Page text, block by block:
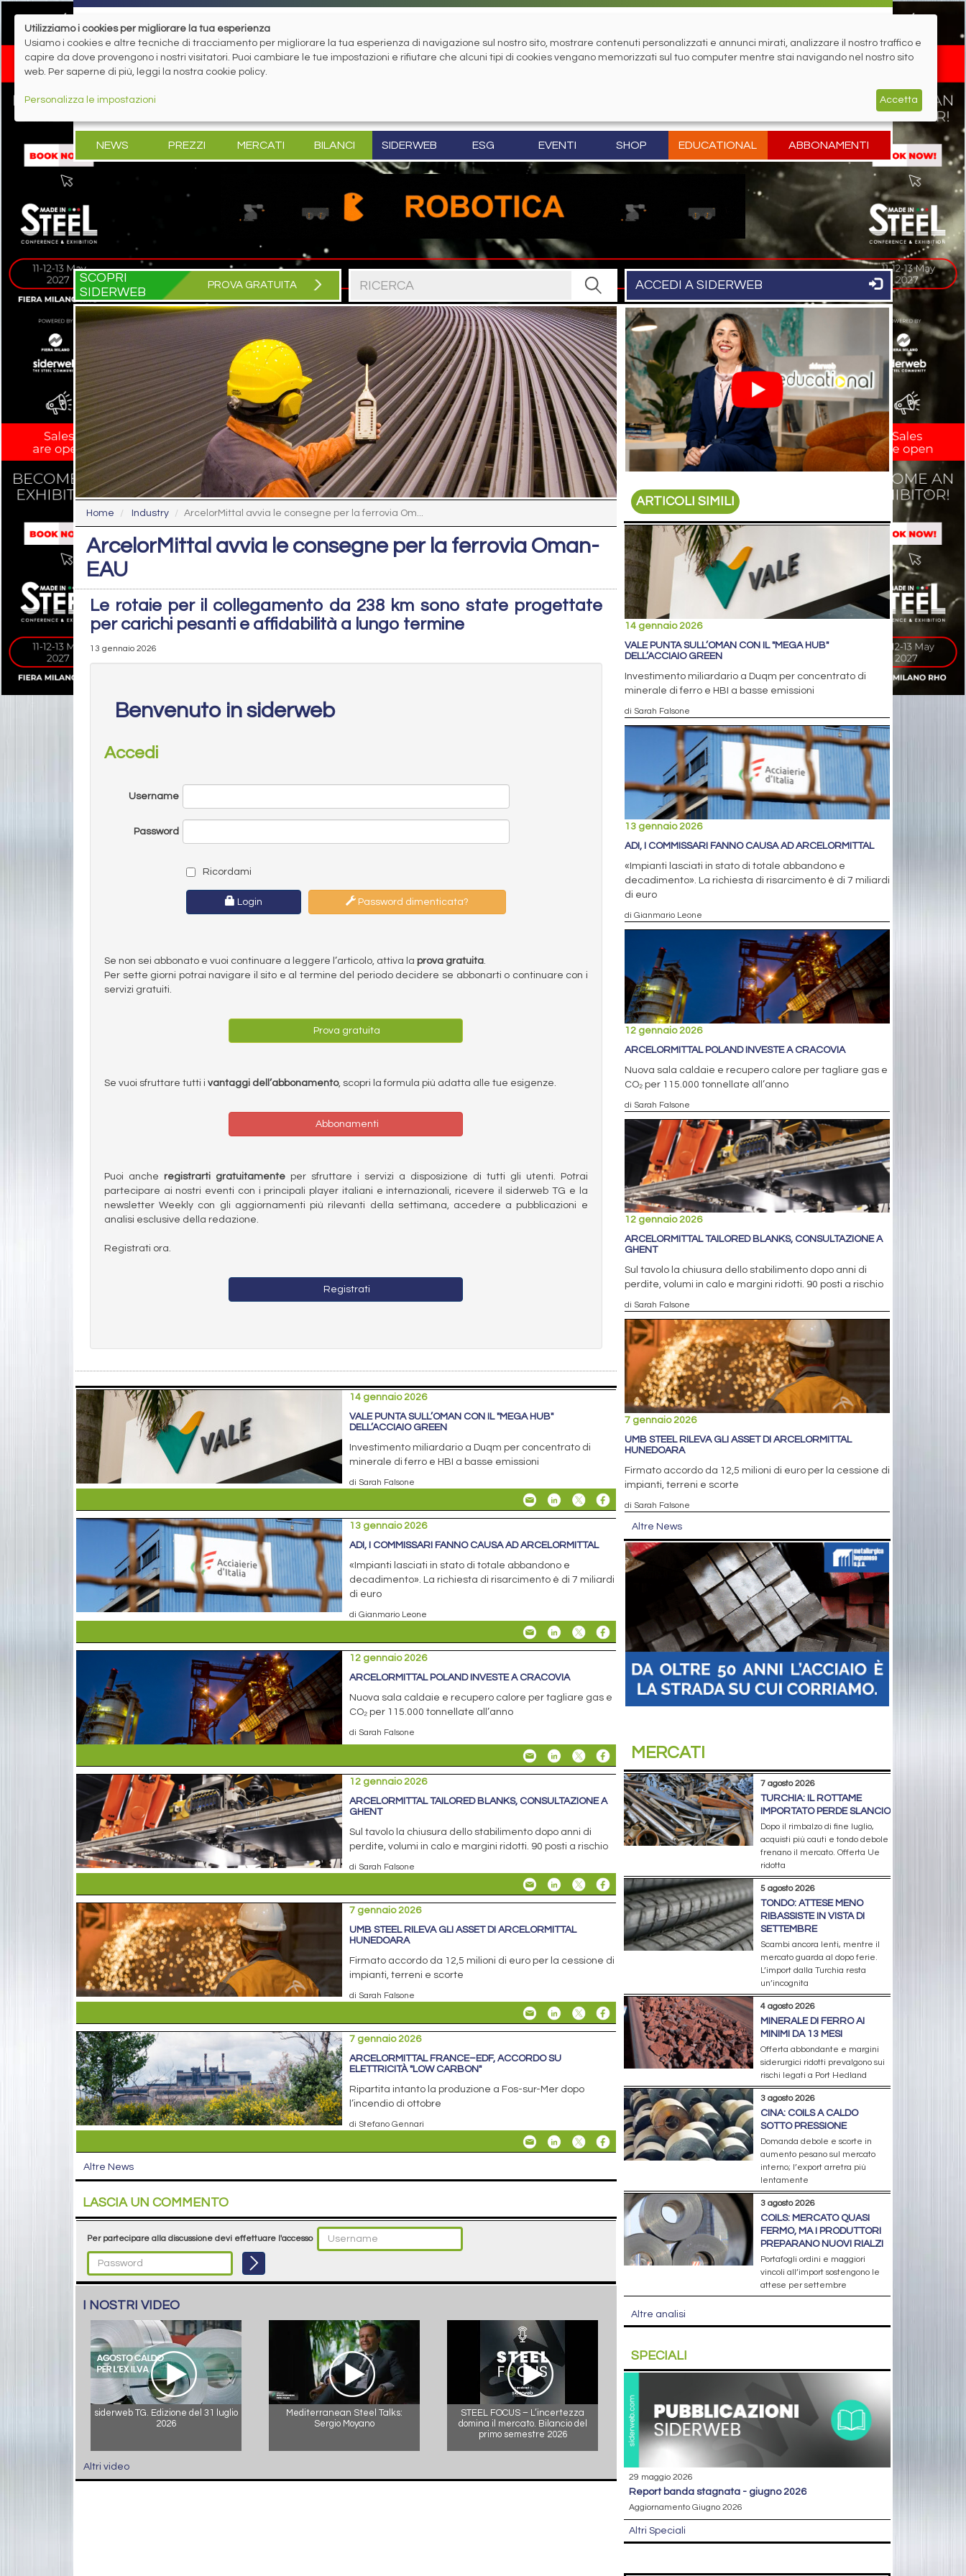
NEWS PREZZI MERCATI BILANCI SIDERWEB ESG EVENTI SHOP EDUCATIONAL ABBONAMENTI
SCOPRI
SIDERWEB
PROVA GRATUITA ACCEDI A SIDERWEB
Home Industry ArcelorMittal avvia le consegne per la ferrovia Om...
ArcelorMittal avvia le consegne per la ferrovia Oman-
EAU
Le rotaie per il collegamento da 238 km sono state progettate
per carichi pesanti e affidabilità a lungo termine
13 gennaio 2026
Benvenuto in siderweb
Accedi
Username
Password
Ricordami
Login Password dimenticata?
Se non sei abbonato e vuoi continuare a leggere l’articolo, attiva la prova gratuita.
Per sette giorni potrai navigare il sito e al termine del periodo decidere se abbonarti o continuare con i
servizi gratuiti.
Prova gratuita
Se vuoi sfruttare tutti i vantaggi dell’abbonamento, scopri la formula più adatta alle tue esigenze.
Abbonamenti
Puoi anche registrarti gratuitamenteper sfruttare i servizi a disposizione di tutti gli utenti. Potrai
partecipare ai nostri eventi con i principali player italiani e internazionali, ricevere il siderweb TG e la
newsletter Weekly con gli aggiornamenti più rilevanti della settimana, accedere a pubblicazioni e
analisi esclusive della redazione.
Registrati ora.
Registrati
14 gennaio 2026
VALE PUNTA SULL’OMAN CON IL "MEGA HUB"
DELL’ACCIAIO GREEN
Investimento miliardario a Duqm per concentrato di
minerale di ferro e HBI a basse emissioni
di Sarah Falsone
13 gennaio 2026
ADI, I COMMISSARI FANNO CAUSA AD ARCELORMITTAL
«Impianti lasciati in stato di totale abbandono e
decadimento». La richiesta di risarcimento è di 7 miliardi
di euro
di Gianmario Leone
12 gennaio 2026
ARCELORMITTAL POLAND INVESTE A CRACOVIA
Nuova sala caldaie e recupero calore per tagliare gas e
CO₂ per 115.000 tonnellate all’anno
di Sarah Falsone
12 gennaio 2026
ARCELORMITTAL TAILORED BLANKS, CONSULTAZIONE A
GHENT
Sul tavolo la chiusura dello stabilimento dopo anni di
perdite, volumi in calo e margini ridotti. 90 posti a rischio
di Sarah Falsone
7 gennaio 2026
UMB STEEL RILEVA GLI ASSET DI ARCELORMITTAL
HUNEDOARA
Firmato accordo da 12,5 milioni di euro per la cessione di
impianti, terreni e scorte
di Sarah Falsone
7 gennaio 2026
ARCELORMITTAL FRANCE–EDF, ACCORDO SU
ELETTRICITÀ "LOW CARBON"
Ripartita intanto la produzione a Fos-sur-Mer dopo
l’incendio di ottobre
di Stefano Gennari
Altre News
LASCIA UN COMMENTO
Per partecipare alla discussione devi effettuare l'accesso
I NOSTRI VIDEO
siderweb TG. Edizione del 31 luglio
2026
Mediterranean Steel Talks:
Sergio Moyano
STEEL FOCUS – L’incertezza
domina il mercato. Bilancio del
primo semestre 2026
Altri video
ARTICOLI SIMILI
14 gennaio 2026
VALE PUNTA SULL’OMAN CON IL "MEGA HUB"
DELL’ACCIAIO GREEN
Investimento miliardario a Duqm per concentrato di
minerale di ferro e HBI a basse emissioni
di Sarah Falsone
13 gennaio 2026
ADI, I COMMISSARI FANNO CAUSA AD ARCELORMITTAL
«Impianti lasciati in stato di totale abbandono e
decadimento». La richiesta di risarcimento è di 7 miliardi
di euro
di Gianmario Leone
12 gennaio 2026
ARCELORMITTAL POLAND INVESTE A CRACOVIA
Nuova sala caldaie e recupero calore per tagliare gas e
CO₂ per 115.000 tonnellate all’anno
di Sarah Falsone
12 gennaio 2026
ARCELORMITTAL TAILORED BLANKS, CONSULTAZIONE A
GHENT
Sul tavolo la chiusura dello stabilimento dopo anni di
perdite, volumi in calo e margini ridotti. 90 posti a rischio
di Sarah Falsone
7 gennaio 2026
UMB STEEL RILEVA GLI ASSET DI ARCELORMITTAL
HUNEDOARA
Firmato accordo da 12,5 milioni di euro per la cessione di
impianti, terreni e scorte
di Sarah Falsone
Altre News
MERCATI
7 agosto 2026
TURCHIA: IL ROTTAME
IMPORTATO PERDE SLANCIO
Dopo il rimbalzo di fine luglio,
acquisti più cauti e tondo debole
frenano il mercato. Offerta Ue
ridotta
5 agosto 2026
TONDO: ATTESE MENO
RIBASSISTE IN VISTA DI
SETTEMBRE
Scambi ancora lenti, mentre il
mercato guarda al dopo ferie.
L’import dalla Turchia resta
un’incognita
4 agosto 2026
MINERALE DI FERRO AI
MINIMI DA 13 MESI
Offerta abbondante e margini
siderurgici ridotti prevalgono sui
rischi legati a Port Hedland
3 agosto 2026
CINA: COILS A CALDO
SOTTO PRESSIONE
Domanda debole e scorte in
aumento pesano sul mercato
interno; l’export arretra più
lentamente
3 agosto 2026
COILS: MERCATO QUASI
FERMO, MA I PRODUTTORI
PREPARANO NUOVI RIALZI
Portafogli ordini e maggiori
vincoli all’import sostengono le
attese per settembre
Altre analisi
SPECIALI
29 maggio 2026
report banda stagnata - giugno 2026
Aggiornamento Giugno 2026
Altri Speciali
Utilizziamo i cookies per migliorare la tua esperienza
Usiamo i cookies e altre tecniche di tracciamento per migliorare la tua esperienza di navigazione sul nostro sito, mostrare contenuti personalizzati e annunci mirati, analizzare il nostro traffico e
capire da dove provengono i nostri visitatori. Puoi cambiare le tue impostazioni e rifiutare che alcuni tipi di cookies vengano memorizzati sul tuo computer mentre stai navigando nel nostro sito
web. Per saperne di più, leggi la nostra cookie policy.
Personalizza le impostazioni Accetta